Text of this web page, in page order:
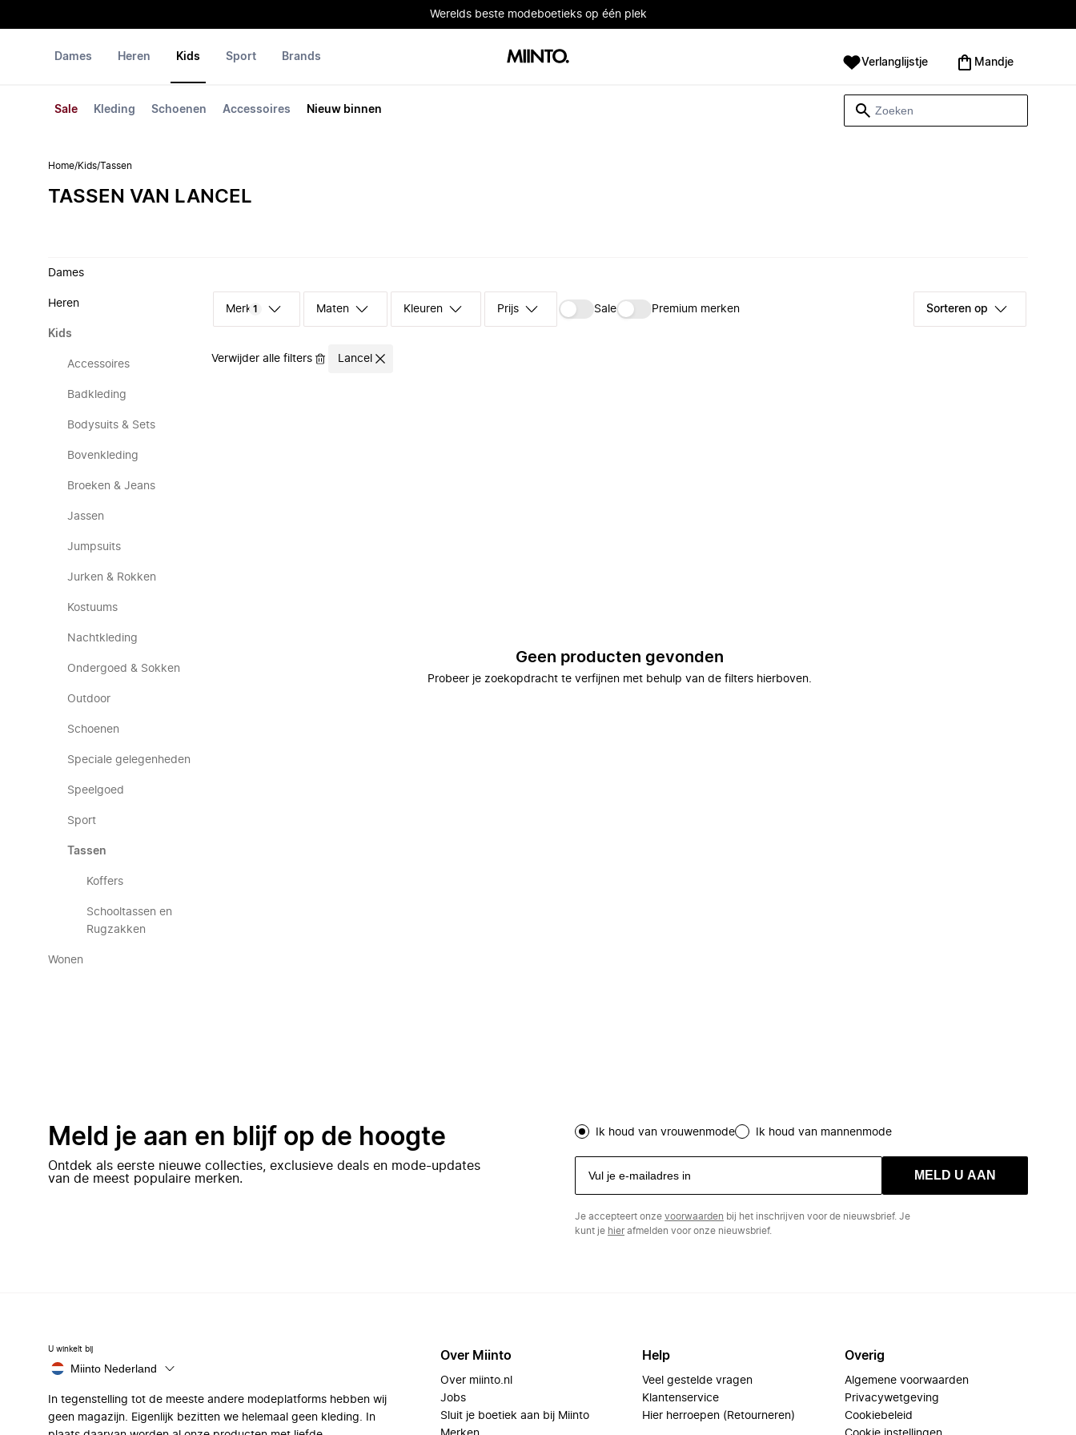
Werelds beste modeboetieks op één plek
Dames Heren Kids
Sale Kleding Schoenen Accessoires Nieuw binnen
Sport Brands Verlanglijstje Mandje
Home/Kids/Tassen
TASSEN VAN LANCEL
Dames
Heren
Kids
Accessoires
Badkleding
Bodysuits & Sets
Bovenkleding
Broeken & Jeans
Jassen
Jumpsuits
Jurken & Rokken
Kostuums
Nachtkleding
Ondergoed & Sokken
Outdoor
Schoenen
Speciale gelegenheden
Speelgoed
Sport
Tassen
Koffers
Schooltassen en
Rugzakken
Wonen
Merk 1 Maten Kleuren Prijs Sale Premium merken Sorteren op
Verwijder alle filters Lancel
Geen producten gevonden
Probeer je zoekopdracht te verfijnen met behulp van de filters hierboven.
Meld je aan en blijf op de hoogte
Ontdek als eerste nieuwe collecties, exclusieve deals en mode-updates
van de meest populaire merken.
Ik houd van vrouwenmode Ik houd van mannenmode
MELD U AAN
Je accepteert onze voorwaarden bij het inschrijven voor de nieuwsbrief. Je
kunt je hierafmelden voor onze nieuwsbrief.
U winkelt bij
Miinto Nederland
In tegenstelling tot de meeste andere modeplatforms hebben wij
geen magazijn. Eigenlijk bezitten we helemaal geen kleding. In
Over Miinto
Over miinto.nl
Jobs
Sluit je boetiek aan bij Miinto
Help
Veel gestelde vragen
Klantenservice
Hier herroepen (Retourneren)
Overig
Algemene voorwaarden
Privacywetgeving
Cookiebeleid